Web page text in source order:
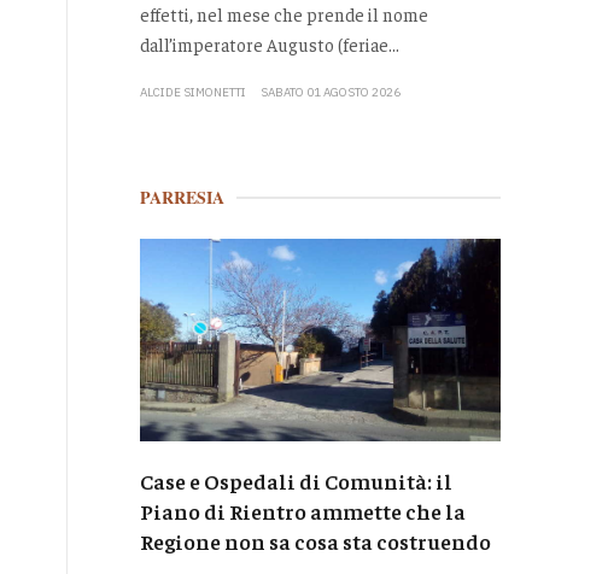
effetti, nel mese che prende il nome
dall’imperatore Augusto (feriae...
ALCIDE SIMONETTI SABATO 01 AGOSTO 2026
PARRESIA
Case e Ospedali di Comunità: il
Piano di Rientro ammette che la
Regione non sa cosa sta costruendo